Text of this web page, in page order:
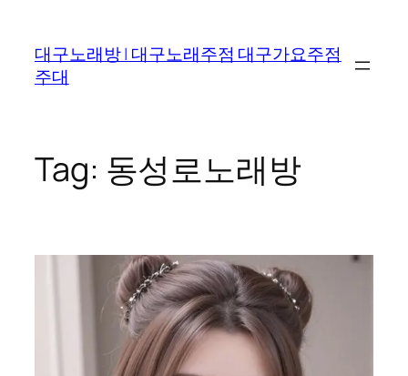
content
대구노래방 | 대구노래주점 대구가요주점
주대
Tag: 동성로노래방